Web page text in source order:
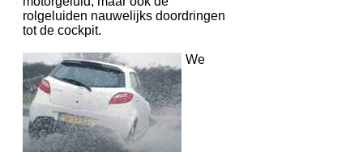
rolgeluiden nauwelijks doordringen
tot de cockpit.
We